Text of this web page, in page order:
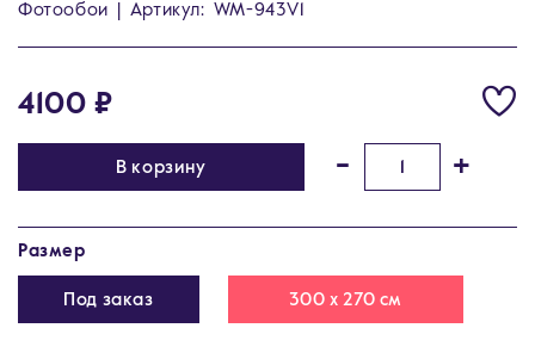
Фотообои Артикул: WM-943V1
4100 ₽
В корзину - +
Размер
Под заказ 300 х 270 см